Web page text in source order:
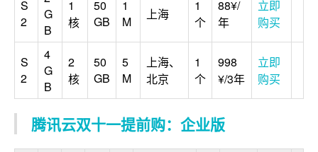
S
2
G
B
1
核
50
GB
1
M
上海
1
个
88¥/
年
立即
购买
S
2
4
G
B
2
核
50
GB
5
M
上海、
北京
1
个
998
¥/3年
立即
购买
腾讯云双十一提前购：企业版